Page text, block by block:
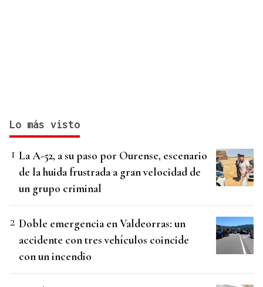
Lo más visto
La A-52, a su paso por Ourense, escenario
de la huida frustrada a gran velocidad de
un grupo criminal
Doble emergencia en Valdeorras: un
accidente con tres vehículos coincide
con un incendio